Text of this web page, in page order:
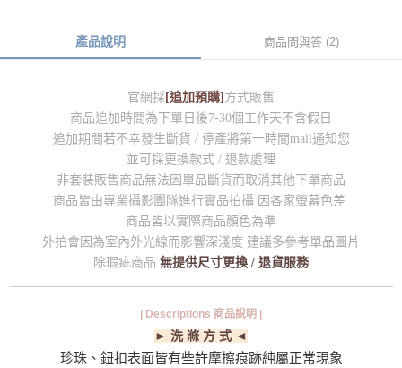
產品說明 商品問與答 (2)
官網採 [追加預購] 方式販售
商品追加時間為下單日後7-30個工作天不含假日
追加期間若不幸發生斷貨 / 停產將第一時間mail通知您
並可採更換款式 / 退款處理
非套裝販售商品無法因單品斷貨而取消其他下單商品
商品皆由專業攝影團隊進行實品拍攝 因各家螢幕色差
商品皆以實際商品顏色為準
外拍會因為室內外光線而影響深淺度 建議多參考單品圖片
除瑕疵商品 無提供尺寸更換 / 退貨服務
| Descriptions 商品說明 |
► 洗 滌 方 式 ◄
珍珠、鈕扣表面皆有些許摩擦痕跡純屬正常現象